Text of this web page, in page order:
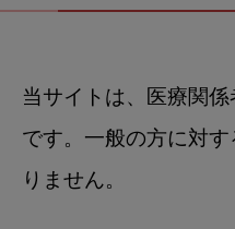
当サイトは、医療関
です。一般の方に対
りません。